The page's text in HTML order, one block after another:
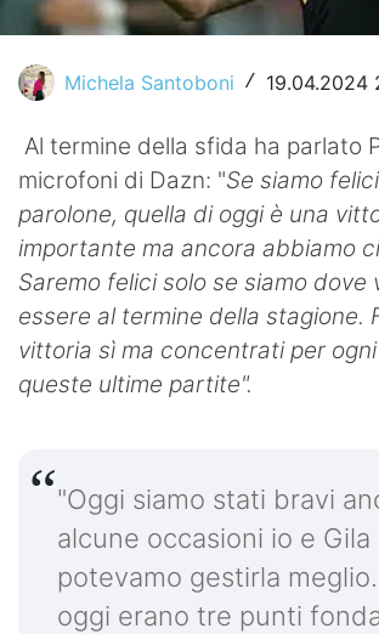
Michela Santoboni / 19.04.2024
Al termine della sfida ha parlato
microfoni di Dazn: "Se siamo
parolone, quella di oggi è una
importante ma ancora abbiamo
Saremo felici solo se siamo dove
essere al termine della stagione.
vittoria sì ma concentrati per
queste ultime partite".
"Oggi siamo stati bravi
alcune occasioni io e Gila
potevamo gestirla
oggi erano tre punti